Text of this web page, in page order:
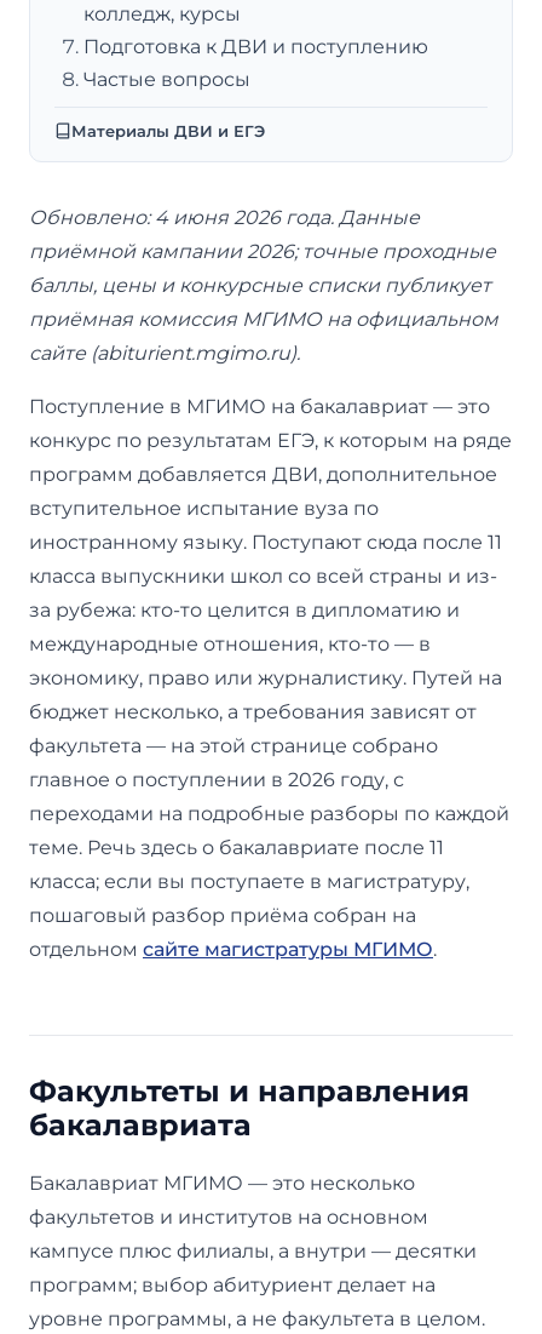
колледж, курсы
Подготовка к ДВИ и поступлению
Частые вопросы
Материалы ДВИ и ЕГЭ
Обновлено: 4 июня 2026 года. Данные
приёмной кампании 2026; точные проходные
баллы, цены и конкурсные списки публикует
приёмная комиссия МГИМО на официальном
сайте (abiturient.mgimo.ru).
Поступление в МГИМО на бакалавриат — это
конкурс по результатам ЕГЭ, к которым на ряде
программ добавляется ДВИ, дополнительное
вступительное испытание вуза по
иностранному языку. Поступают сюда после 11
класса выпускники школ со всей страны и из-
за рубежа: кто-то целится в дипломатию и
международные отношения, кто-то — в
экономику, право или журналистику. Путей на
бюджет несколько, а требования зависят от
факультета — на этой странице собрано
главное о поступлении в 2026 году, с
переходами на подробные разборы по каждой
теме. Речь здесь о бакалавриате после 11
класса; если вы поступаете в магистратуру,
пошаговый разбор приёма собран на
отдельном сайте магистратуры МГИМО.
Факультеты и направления
бакалавриата
Бакалавриат МГИМО — это несколько
факультетов и институтов на основном
кампусе плюс филиалы, а внутри — десятки
программ; выбор абитуриент делает на
уровне программы, а не факультета в целом.